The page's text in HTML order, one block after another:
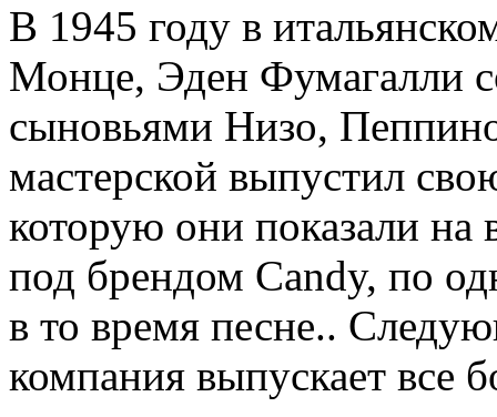
В 1945 году в
Монце, Эден Фумагалли
сыновьями Низо,
мастерской выпустил
которую они показали на
под брендом Candy, по
в то время песне..
компания выпускает все